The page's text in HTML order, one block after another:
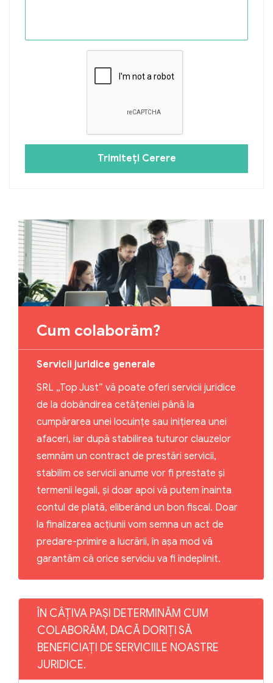
Trimiteți Cerere
Cum colaborăm?
Servicii juridice generale
SRL „Top Just” vă poate oferi servicii juridice
de la dobândirea cetățeniei până la
cumpărarea unei locuințe sau inițierea unei
afaceri, iar după stabilirea tuturor clauzelor
semnăm un contract de prestări servicii,
stabilim ce servicii anume vor fi prestate și
termenii legali, și doar apoi vă putem înainta
contul de plată, eliberând un bon fiscal. Doar
la finalizarea acțiunii vom semna un act de
predare-primire a lucrării, în așa mod vă
garantăm că orice serviciu va fi îndeplinit.
ÎN CÂȚIVA PAȘI DETERMINĂM CUM
COLABORĂM, DACĂ DORIȚI SĂ
BENEFICIAȚI DE SERVICIILE NOASTRE
JURIDICE.